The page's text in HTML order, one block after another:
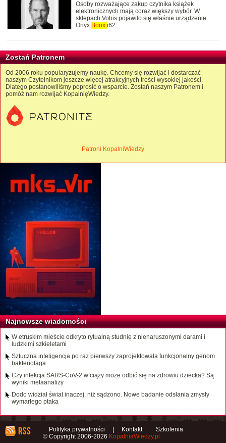
Osoby rozważające zakup czytnika książek
elektronicznych mają coraz większy wybór. W
sklepach Vobis pojawiło się właśnie urządzenie
Onyx Boox i62.
Zostań Patronem
Od 2006 roku popularyzujemy naukę. Chcemy się rozwijać i dostarczać
naszym Czytelnikom jeszcze więcej atrakcyjnych treści wysokiej jakości.
Dlatego postanowiliśmy poprosić o wsparcie. Zostań naszym Patronem i
pomóż nam rozwijać KopalnięWiedzy.
Patroni KopalniWiedzy
Najnowsze wiadomości
W etruskim mieście odkryto rytualną studnię z nienaruszonymi darami i
ludzkimi szkieletami
Sztuczna inteligencja po raz pierwszy zaprojektowała funkcjonalny genom
bakteriofaga
Czy infekcja SARS-CoV-2 w ciąży może odbić się na zdrowiu dziecka? Są
wyniki metaanalizy
Dodo widział świat inaczej, niż sądzono. Nowe badanie odsłania zmysły
wymarłego ptaka
Polityka prywatności Kontakt
Szkolenia
© Copyright 2006-2026 KopalniaWiedzy.pl